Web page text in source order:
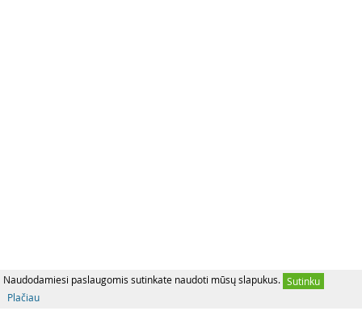
Naudodamiesi paslaugomis sutinkate naudoti mūsų slapukus. Sutinku
Plačiau